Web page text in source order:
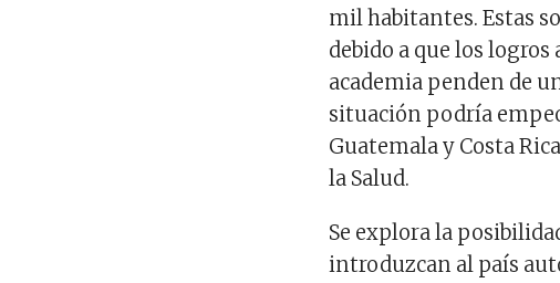
mil habitantes. Estas
debido a que los
academia penden de
situación podría
Guatemala y Costa
la Salud.
Se explora la
introduzcan al país